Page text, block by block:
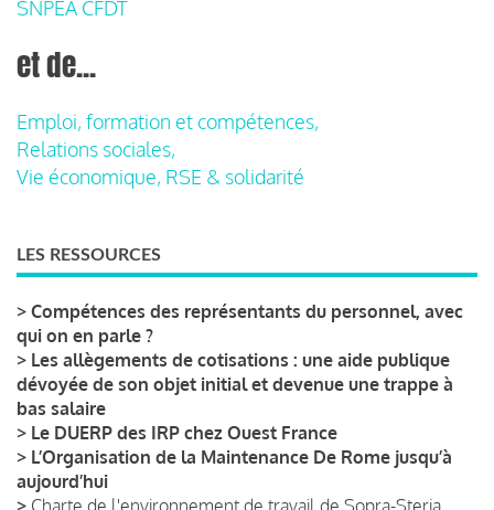
SNPEA CFDT
et de...
Emploi, formation et compétences,
Relations sociales,
Vie économique, RSE & solidarité
LES RESSOURCES
> Compétences des représentants du personnel, avec
qui on en parle ?
> Les allègements de cotisations : une aide publique
dévoyée de son objet initial et devenue une trappe à
bas salaire
> Le DUERP des IRP chez Ouest France
> L’Organisation de la Maintenance De Rome jusqu’à
aujourd’hui
> Charte de l'environnement de travail de Sopra-Steria